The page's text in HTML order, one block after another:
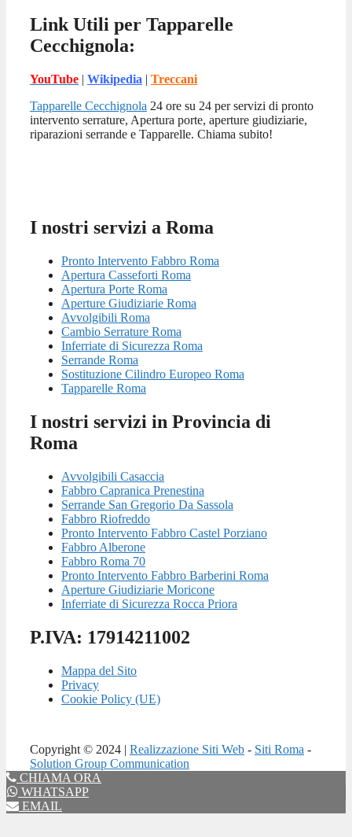
Link Utili per Tapparelle
Cecchignola:
YouTube | Wikipedia | Treccani
Tapparelle Cecchignola 24 ore su 24 per servizi di pronto
intervento serrature, Apertura porte, aperture giudiziarie,
riparazioni serrande e Tapparelle. Chiama subito!
I nostri servizi a Roma
Pronto Intervento Fabbro Roma
Apertura Casseforti Roma
Apertura Porte Roma
Aperture Giudiziarie Roma
Avvolgibili Roma
Cambio Serrature Roma
Inferriate di Sicurezza Roma
Serrande Roma
Sostituzione Cilindro Europeo Roma
Tapparelle Roma
I nostri servizi in Provincia di
Roma
Avvolgibili Casaccia
Fabbro Capranica Prenestina
Serrande San Gregorio Da Sassola
Fabbro Riofreddo
Pronto Intervento Fabbro Castel Porziano
Fabbro Alberone
Fabbro Roma 70
Pronto Intervento Fabbro Barberini Roma
Aperture Giudiziarie Moricone
Inferriate di Sicurezza Rocca Priora
P.IVA: 17914211002
Mappa del Sito
Privacy
Cookie Policy (UE)
Copyright © 2024 | Realizzazione Siti Web - Siti Roma -
Solution Group Communication
CHIAMA ORA
WHATSAPP
EMAIL